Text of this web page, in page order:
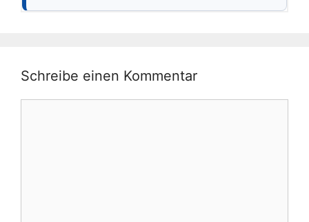
Schreibe einen Kommentar
Kommentar